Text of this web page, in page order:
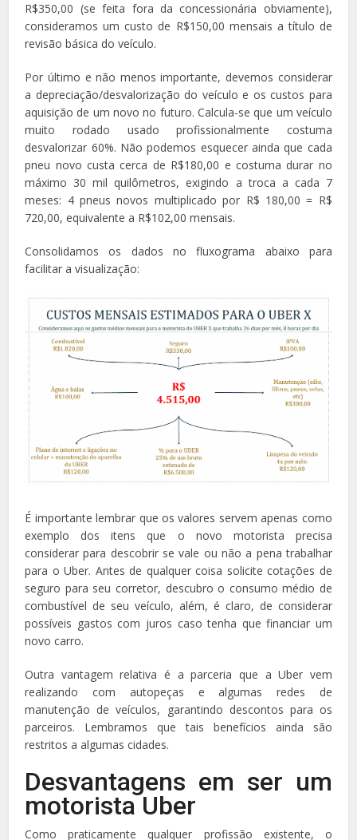
R$350,00 (se feita fora da concessionária obviamente),
consideramos um custo de R$150,00 mensais a título de
revisão básica do veículo.
Por último e não menos importante, devemos considerar
a depreciação/desvalorização do veículo e os custos para
aquisição de um novo no futuro. Calcula-se que um veículo
muito rodado usado profissionalmente costuma
desvalorizar 60%. Não podemos esquecer ainda que cada
pneu novo custa cerca de R$180,00 e costuma durar no
máximo 30 mil quilômetros, exigindo a troca a cada 7
meses: 4 pneus novos multiplicado por R$ 180,00 = R$
720,00, equivalente a R$102,00 mensais.
Consolidamos os dados no fluxograma abaixo para
facilitar a visualização:
É importante lembrar que os valores servem apenas como
exemplo dos itens que o novo motorista precisa
considerar para descobrir se vale ou não a pena trabalhar
para o Uber. Antes de qualquer coisa solicite cotações de
seguro para seu corretor, descubro o consumo médio de
combustível de seu veículo, além, é claro, de considerar
possíveis gastos com juros caso tenha que financiar um
novo carro.
Outra vantagem relativa é a parceria que a Uber vem
realizando com autopeças e algumas redes de
manutenção de veículos, garantindo descontos para os
parceiros. Lembramos que tais benefícios ainda são
restritos a algumas cidades.
Desvantagens em ser um
motorista Uber
Como praticamente qualquer profissão existente, o